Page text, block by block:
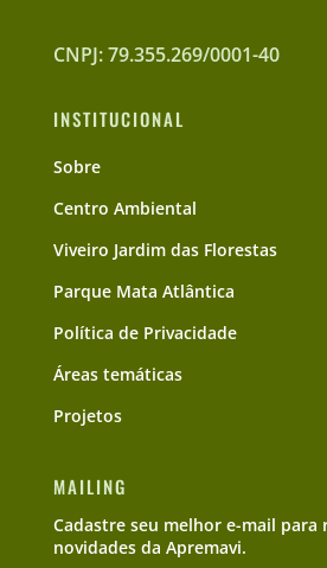
CNPJ: 79.355.269/0001-40
INSTITUCIONAL
Sobre
Centro Ambiental
Viveiro Jardim das Florestas
Parque Mata Atlântica
Política de Privacidade
Áreas temáticas
Projetos
MAILING
Cadastre seu melhor e-mail para
novidades da Apremavi.